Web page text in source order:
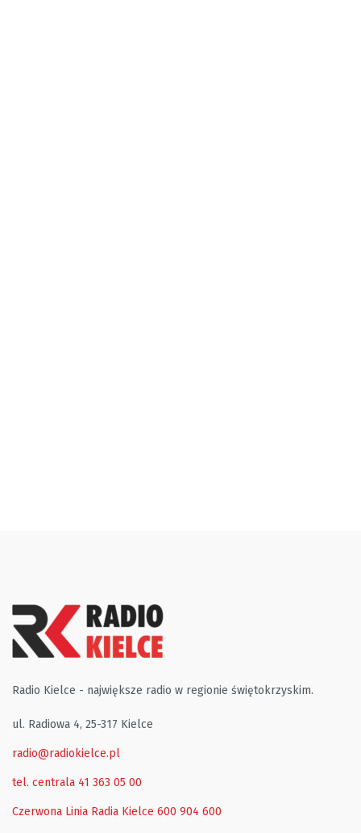
Radio Kielce - największe radio w regionie świętokrzyskim.
ul. Radiowa 4, 25-317 Kielce
radio@radiokielce.pl
tel. centrala 41 363 05 00
Czerwona Linia Radia Kielce 600 904 600